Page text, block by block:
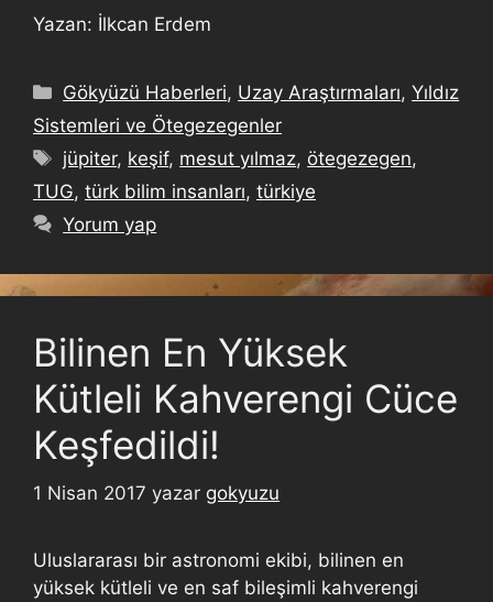
Yazan: İlkcan Erdem
Gökyüzü Haberleri, Uzay Araştırmaları,Yıldız
Sistemleri ve Ötegezegenler
jüpiter, keşif, mesut yılmaz, ötegezegen,
TUG, türk bilim insanları, türkiye
Yorum yap
Bilinen En Yüksek
Kütleli Kahverengi Cüce
Keşfedildi!
1 Nisan 2017 yazar gokyuzu
Uluslararası bir astronomi ekibi, bilinen en
yüksek kütleli ve en saf bileşimli kahverengi